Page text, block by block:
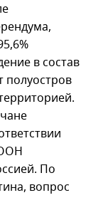
в состав
полуостров
По
вопрос